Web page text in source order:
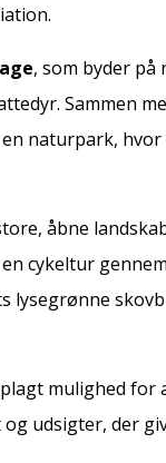
, som byder
Sammen
naturpark,
åbne
cykeltur
mulighed
udsigter, der